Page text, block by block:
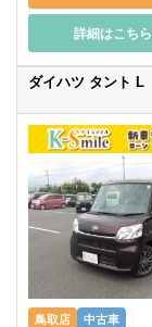
詳細はこちら
ダイハツ タント L
鳥取店 中古車